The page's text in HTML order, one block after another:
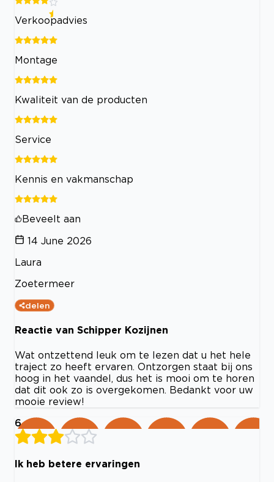
Verkoopadvies
Montage
Kwaliteit van de producten
Service
Kennis en vakmanschap
Beveelt aan
14 June 2026
Laura
Zoetermeer
delen
Reactie van Schipper Kozijnen
Wat ontzettend leuk om te lezen dat u het hele
traject zo heeft ervaren. Ontzorgen staat bij ons
hoog in het vaandel, dus het is mooi om te horen
dat dit ook zo is overgekomen. Bedankt voor uw
mooie review!
6
Ik heb betere ervaringen